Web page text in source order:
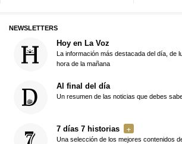
NEWSLETTERS
Hoy en La Voz
La información más destacada del día, de
hora de la mañana
Al final del día
Un resumen de las noticias que debes
7 días 7 historias
Una selección de los mejores contenidos